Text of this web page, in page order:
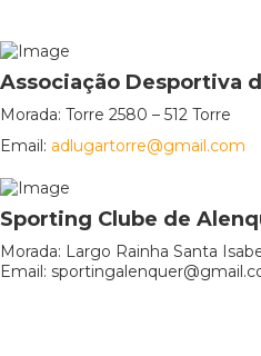
Associação Desportiva
Morada: Torre 2580 – 512 Torre
Email: adlugartorre@gmail.com
Sporting Clube de
Morada: Largo Rainha Santa
Email: